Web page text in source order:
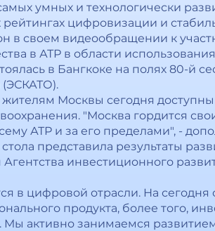
умных и технологически
цифровизации и
в своем видеообращении к
в АТР в области
в Бангкоке на полях 80-й
(ЭСКАТО).
Москвы сегодня
"Москва гордится
АТР и за его пределами", -
представила результаты
инвестиционного
в цифровой отрасли. На
продукта, более того,
Мы активно занимаемся